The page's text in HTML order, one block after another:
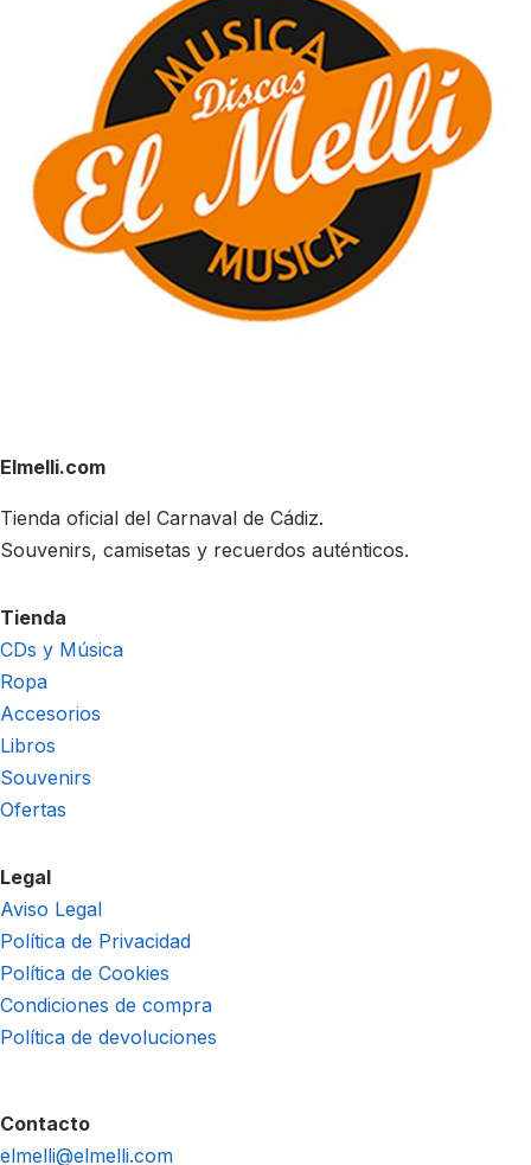
Elmelli.com
Tienda oficial del Carnaval de Cádiz.
Souvenirs, camisetas y recuerdos auténticos.
Tienda
CDs y Música
Ropa
Accesorios
Libros
Souvenirs
Ofertas
Legal
Aviso Legal
Política de Privacidad
Política de Cookies
Condiciones de compra
Política de devoluciones
Contacto
elmelli@elmelli.com